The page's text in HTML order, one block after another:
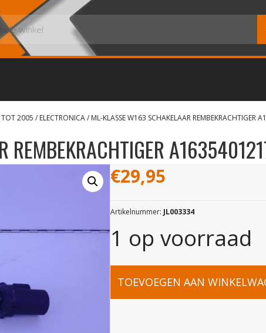
TOT 2005 / ELECTRONICA/ ML-KLASSE W163 SCHAKELAAR REMBEKRACHTIGER
REMBEKRACHTIGER
€29,95
Artikelnummer: JL003334
1 op voorraad
ML-
TOEVOEGEN AAN